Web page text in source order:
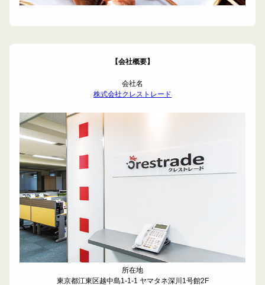
【会社概要】
会社名
株式会社クレストレード
所在地
東京都江東区越中島1-1-1 ヤマタネ深川1号館2F